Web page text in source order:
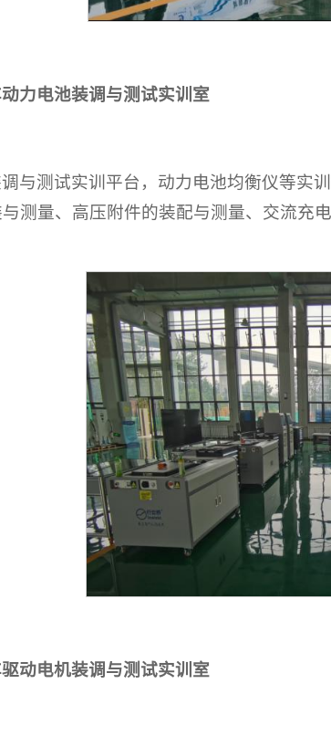
力电池装调与测试实训室
与测试实训平台，动力电池均衡仪等实
测量、高压附件的装配与测量、交流充
动电机装调与测试实训室